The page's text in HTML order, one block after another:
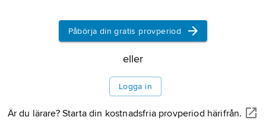
Påbörja din gratis provperiod
eller
Logga in
Är du lärare? Starta din kostnadsfria provperiod härifrån.